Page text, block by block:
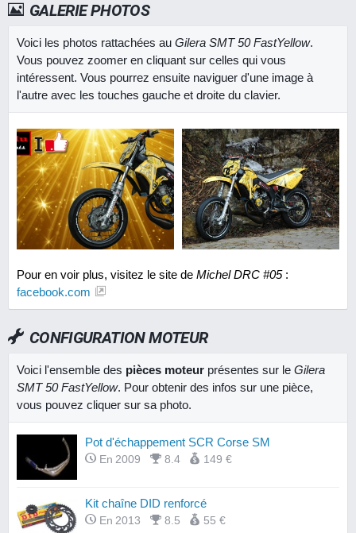
GALERIE PHOTOS
Voici les photos rattachées au Gilera SMT 50 FastYellow.
Vous pouvez zoomer en cliquant sur celles qui vous
intéressent. Vous pourrez ensuite naviguer d'une image à
l'autre avec les touches gauche et droite du clavier.
Pour en voir plus, visitez le site de Michel DRC #05:
facebook.com
CONFIGURATION MOTEUR
Voici l'ensemble des pièces moteur présentes sur le Gilera
SMT 50 FastYellow. Pour obtenir des infos sur une pièce,
vous pouvez cliquer sur sa photo.
Pot d'échappement SCR Corse SM
En 2009 8.4 149 €
Kit chaîne DID renforcé
En 2013 8.5 55 €